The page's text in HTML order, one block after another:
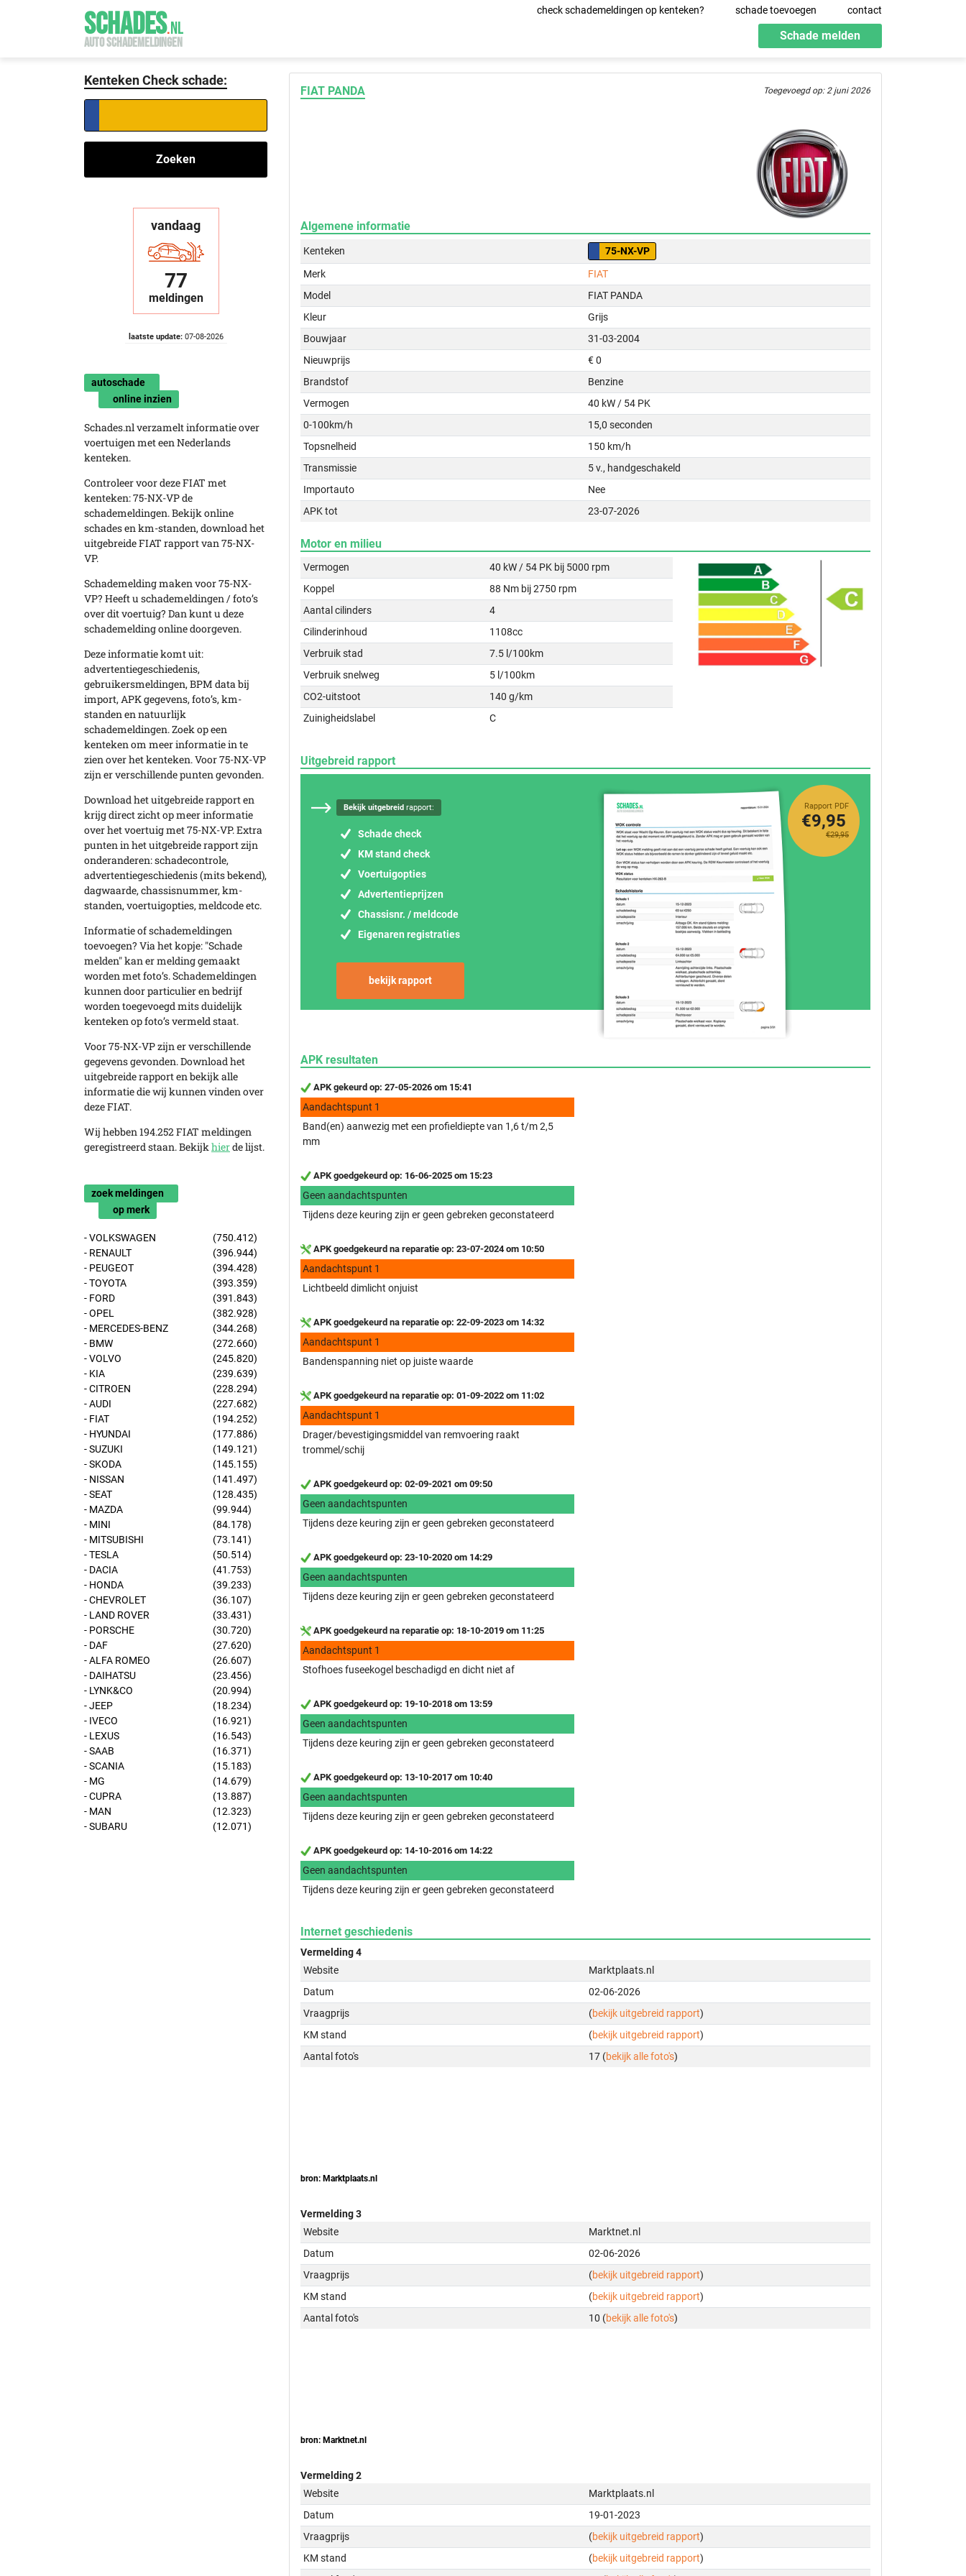
SCHADES.NL
AUTO SCHADEMELDINGEN
check schademeldingen op kenteken? schade toevoegen contact
Schade melden
Kenteken Check schade:
Zoeken
vandaag
77
meldingen
laatste update:07-08-2026
autoschade
online inzien
Schades.nl verzamelt informatie over
voertuigen met een Nederlands
kenteken.
Controleer voor deze FIAT met
kenteken: 75-NX-VP de
schademeldingen. Bekijk online
schades en km-standen, download het
uitgebreide FIAT rapport van 75-NX-
VP.
Schademelding maken voor 75-NX-
VP? Heeft u schademeldingen / foto’s
over dit voertuig? Dan kunt u deze
schademelding online doorgeven.
Deze informatie komt uit:
advertentiegeschiedenis,
gebruikersmeldingen, BPM data bij
import, APK gegevens, foto’s, km-
standen en natuurlijk
schademeldingen. Zoek op een
kenteken om meer informatie in te
zien over het kenteken. Voor 75-NX-VP
zijn er verschillende punten gevonden.
Download het uitgebreide rapport en
krijg direct zicht op meer informatie
over het voertuig met 75-NX-VP. Extra
punten in het uitgebreide rapport zijn
onderanderen: schadecontrole,
advertentiegeschiedenis (mits bekend),
dagwaarde, chassisnummer, km-
standen, voertuigopties, meldcode etc.
Informatie of schademeldingen
toevoegen? Via het kopje: "Schade
melden" kan er melding gemaakt
worden met foto’s. Schademeldingen
kunnen door particulier en bedrijf
worden toegevoegd mits duidelijk
kenteken op foto’s vermeld staat.
Voor 75-NX-VP zijn er verschillende
gegevens gevonden. Download het
uitgebreide rapport en bekijk alle
informatie die wij kunnen vinden over
deze FIAT.
Wij hebben 194.252 FIAT meldingen
geregistreerd staan. Bekijkhierde lijst.
zoek meldingen
op merk
- VOLKSWAGEN
(750.412)
- RENAULT
(396.944)
- PEUGEOT
(394.428)
- TOYOTA
(393.359)
- FORD
(391.843)
- OPEL
(382.928)
- MERCEDES-BENZ
(344.268)
- BMW
(272.660)
- VOLVO
(245.820)
- KIA
(239.639)
- CITROEN
(228.294)
- AUDI
(227.682)
- FIAT
(194.252)
- HYUNDAI
(177.886)
- SUZUKI
(149.121)
- SKODA
(145.155)
- NISSAN
(141.497)
- SEAT
(128.435)
- MAZDA
(99.944)
- MINI
(84.178)
- MITSUBISHI
(73.141)
- TESLA
(50.514)
- DACIA
(41.753)
- HONDA
(39.233)
- CHEVROLET
(36.107)
- LAND ROVER
(33.431)
- PORSCHE
(30.720)
- DAF
(27.620)
- ALFA ROMEO
(26.607)
- DAIHATSU
(23.456)
- LYNK&CO
(20.994)
- JEEP
(18.234)
- IVECO
(16.921)
- LEXUS
(16.543)
- SAAB
(16.371)
- SCANIA
(15.183)
- MG
(14.679)
- CUPRA
(13.887)
- MAN
(12.323)
- SUBARU
(12.071)
FIAT PANDA Toegevoegd op: 2 juni 2026
Algemene informatie
Kenteken
75-NX-VP
Merk
FIAT
Model
FIAT PANDA
Kleur
Grijs
Bouwjaar
31-03-2004
Nieuwprijs
€ 0
Brandstof
Benzine
Vermogen
40 kW / 54 PK
0-100km/h
15,0 seconden
Topsnelheid
150 km/h
Transmissie
5 v., handgeschakeld
Importauto
Nee
APK tot
23-07-2026
Motor en milieu
Vermogen
40 kW / 54 PK bij 5000 rpm
Koppel
88 Nm bij 2750 rpm
Aantal cilinders
4
Cilinderinhoud
1108cc
Verbruik stad
7.5 l/100km
Verbruik snelweg
5 l/100km
CO2-uitstoot
140 g/km
Zuinigheidslabel
C
Uitgebreid rapport
Bekijk uitgebreid rapport:
Schade check
KM stand check
Voertuigopties
Advertentieprijzen
Chassisnr. / meldcode
Eigenaren registraties
bekijk rapport
Rapport PDF
€29,95
€9,95
APK resultaten
APK gekeurd op: 27-05-2026 om 15:41
Aandachtspunt 1
Band(en) aanwezig met een profieldiepte van 1,6 t/m 2,5
mm
APK goedgekeurd op: 16-06-2025 om 15:23
Geen aandachtspunten
Tijdens deze keuring zijn er geen gebreken geconstateerd
APK goedgekeurd na reparatie op: 23-07-2024 om 10:50
Aandachtspunt 1
Lichtbeeld dimlicht onjuist
APK goedgekeurd na reparatie op: 22-09-2023 om 14:32
Aandachtspunt 1
Bandenspanning niet op juiste waarde
APK goedgekeurd na reparatie op: 01-09-2022 om 11:02
Aandachtspunt 1
Drager/bevestigingsmiddel van remvoering raakt
trommel/schij
APK goedgekeurd op: 02-09-2021 om 09:50
Geen aandachtspunten
Tijdens deze keuring zijn er geen gebreken geconstateerd
APK goedgekeurd op: 23-10-2020 om 14:29
Geen aandachtspunten
Tijdens deze keuring zijn er geen gebreken geconstateerd
APK goedgekeurd na reparatie op: 18-10-2019 om 11:25
Aandachtspunt 1
Stofhoes fuseekogel beschadigd en dicht niet af
APK goedgekeurd op: 19-10-2018 om 13:59
Geen aandachtspunten
Tijdens deze keuring zijn er geen gebreken geconstateerd
APK goedgekeurd op: 13-10-2017 om 10:40
Geen aandachtspunten
Tijdens deze keuring zijn er geen gebreken geconstateerd
APK goedgekeurd op: 14-10-2016 om 14:22
Geen aandachtspunten
Tijdens deze keuring zijn er geen gebreken geconstateerd
Internet geschiedenis
Vermelding 4
Website
Marktplaats.nl
Datum
02-06-2026
Vraagprijs
(bekijk uitgebreid rapport)
KM stand
(bekijk uitgebreid rapport)
Aantal foto's
17 (bekijk alle foto's)
bron: Marktplaats.nl
Vermelding 3
Website
Marktnet.nl
Datum
02-06-2026
Vraagprijs
(bekijk uitgebreid rapport)
KM stand
(bekijk uitgebreid rapport)
Aantal foto's
10 (bekijk alle foto's)
bron: Marktnet.nl
Vermelding 2
Website
Marktplaats.nl
Datum
19-01-2023
Vraagprijs
(bekijk uitgebreid rapport)
KM stand
(bekijk uitgebreid rapport)